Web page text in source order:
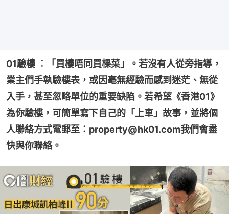
01驗樓 ︰「買樓唔同買棵菜」。若沒有人從旁指導，
業主們手執驗樓表，或因毫無經驗而感到迷茫、無從
入手，甚至忽略單位的重要缺陷。若希望《香港01》
為你驗樓，可簡單寫下自己的「上車」故事，並將個
人聯絡方式電郵至：property@hk01.com我們會盡
快與你聯絡。